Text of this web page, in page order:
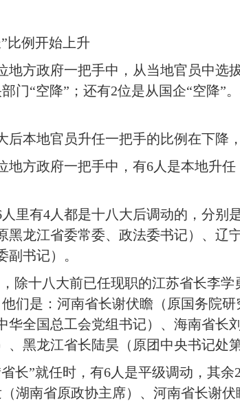
例开始上升
方政府一把手中，从当地官员中选
门“空降”；还有2位是从国企“空降”
地官员升任一把手的比例在下降，
方政府一把手中，有6人是本地升任
有4人都是十八大后调动的，分别
黑龙江省委常委、政法委书记）、辽
书记）。
十八大前已任现职的江苏省长李学
们是：河南省长谢伏瞻（原国务院
华全国总工会党组书记）、海南省长
黑龙江省长陆昊（原团中央书记处
”就任时，有6人是平级调动，其余
湖南省原政协主席）、河南省长谢